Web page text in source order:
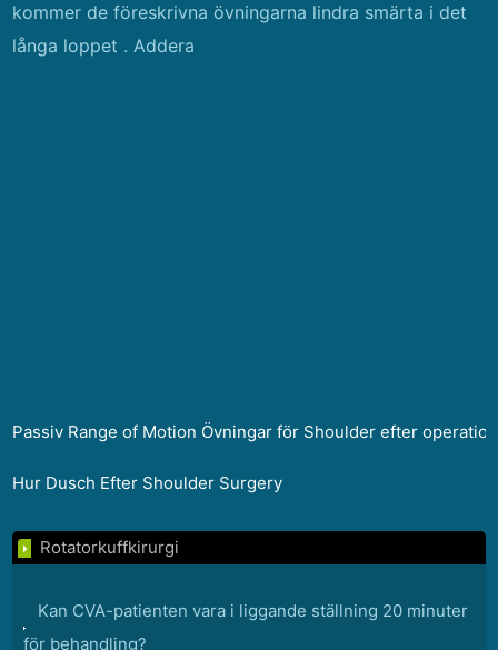
kommer de föreskrivna övningarna lindra smärta i det
långa loppet . Addera
Passiv Range of Motion Övningar för Shoulder efter operation
Hur Dusch Efter Shoulder Surgery
Rotatorkuffkirurgi
Kan CVA-patienten vara i liggande ställning 20 minuter
för behandling?